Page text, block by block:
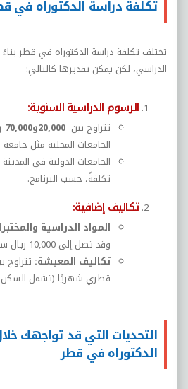
تكلفة دراسة الدكتوراه في
تختلف تكلفة دراسة الدكتوراه في قطر بناءً
الدراسي، لكن يمكن تقديرها كالتالي:
الرسوم الدراسية السنوية:
تتراوح بين 20,000و70,000 ريال قطري
الجامعات المحلية مثل
الجامعات الدولية في
تكلفةً، حسب البرنامج.
تكاليف إضافية:
المواد الدراسية
وقد تصل إلى 10,000 ريال سنويًا
تكاليف المعيشة:
قطري شهريًا (تشمل السكن،
التحديات التي قد تواجهك
الدكتوراه في قطر